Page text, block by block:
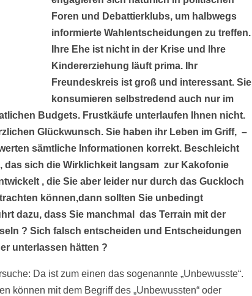
Foren und Debattierklubs, um halbwegs
informierte Wahlentscheidungen zu treffen.
Ihre Ehe ist nicht in der Krise und Ihre
Kindererziehung läuft prima. Ihr
Freundeskreis ist groß und interessant. Sie
konsumieren selbstredend auch nur im
Budgets. Frustkäufe unterlaufen Ihnen nicht.
Glückwunsch. Sie haben ihr Leben im Griff, –
sämtliche Informationen korrekt. Beschleicht
das sich die Wirklichkeit langsam zur Kakofonie
, die Sie aber leider nur durch das Guckloch
können,dann sollten Sie unbedingt
dazu, dass Sie manchmal das Terrain mit der
? Sich falsch entscheiden und Entscheidungen
unterlassen hätten ?
Da ist zum einen das sogenannte „Unbewusste“.
können mit dem Begriff des „Unbewussten“ oder